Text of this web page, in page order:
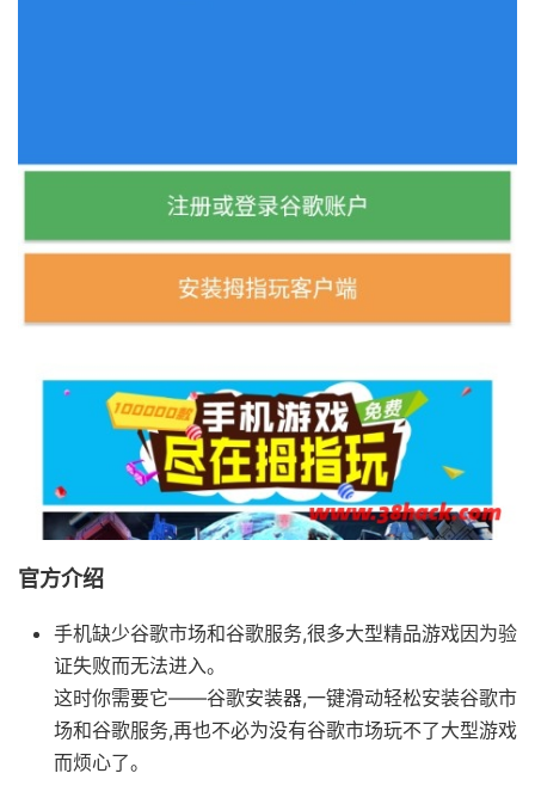
官方介绍
手机缺少谷歌市场和谷歌服务,很多大型精品游戏因为验
证失败而无法进入。
这时你需要它——谷歌安装器,一键滑动轻松安装谷歌市
场和谷歌服务,再也不必为没有谷歌市场玩不了大型游戏
而烦心了。